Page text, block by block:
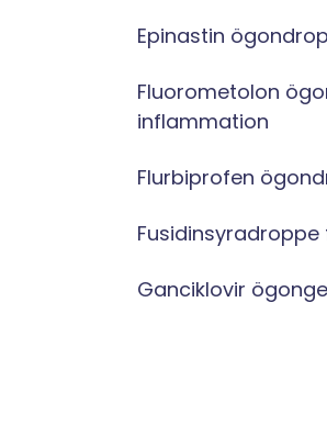
Epinastin
Fluorometolon
inflammation
Flurbiprofen
Ganciklovir